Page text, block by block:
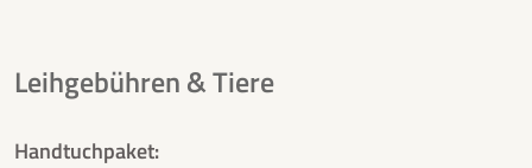
Leihgebühren & Tiere
Handtuchpaket: